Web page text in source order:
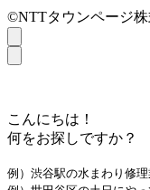
©NTTタウンページ株
こんにちは！
何をお探しですか？
例）渋谷駅の水まわり修